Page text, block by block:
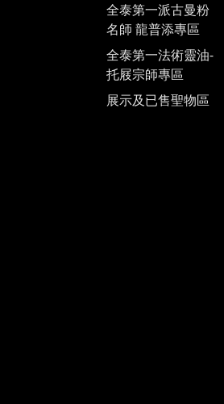
全泰第一派古曼粉
名師 龍普添專區
全泰第一法術靈油-
托屐宗師專區
展示及已售聖物區